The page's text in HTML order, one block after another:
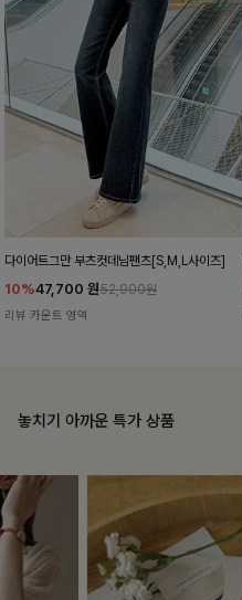
다이어트그만 부츠컷데님팬츠[S,M,L사이즈]
10%47,700 원52,900원
리뷰 카운트 영역
놓치기 아까운 특가 상품